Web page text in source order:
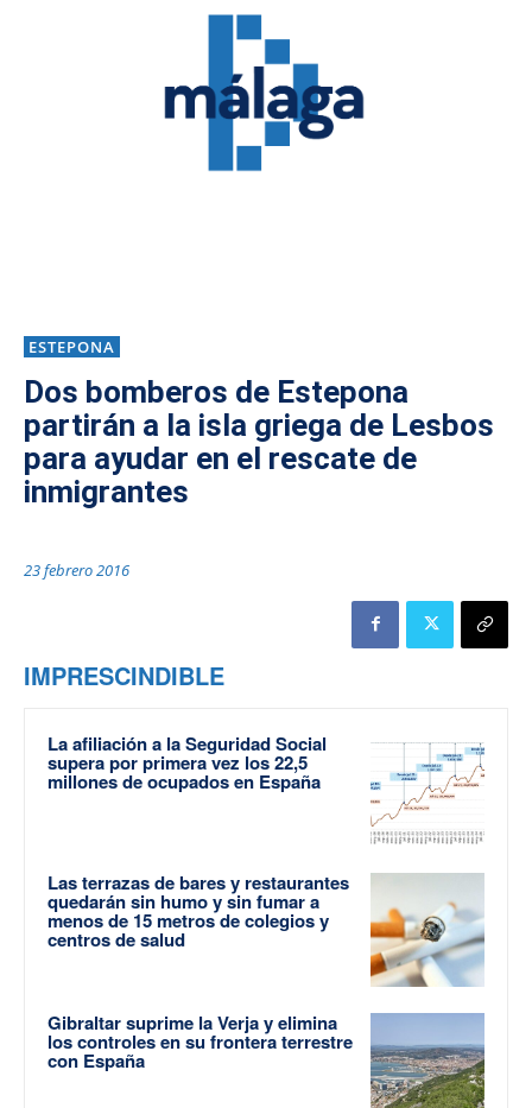
ESTEPONA
Dos bomberos de Estepona
partirán a la isla griega de Lesbos
para ayudar en el rescate de
inmigrantes
23 febrero 2016
IMPRESCINDIBLE
La afiliación a la Seguridad Social
supera por primera vez los 22,5
millones de ocupados en España
Las terrazas de bares y restaurantes
quedarán sin humo y sin fumar a
menos de 15 metros de colegios y
centros de salud
Gibraltar suprime la Verja y elimina
los controles en su frontera terrestre
con España